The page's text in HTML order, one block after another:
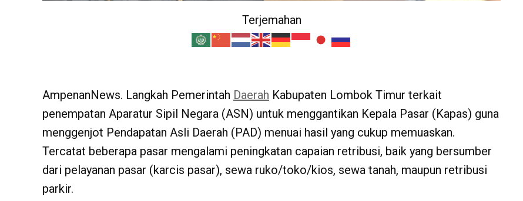
Terjemahan
AmpenanNews. Langkah Pemerintah Daerah Kabupaten Lombok Timur terkait
penempatan Aparatur Sipil Negara (ASN) untuk menggantikan Kepala Pasar (Kapas) guna
menggenjot Pendapatan Asli Daerah (PAD) menuai hasil yang cukup memuaskan.
Tercatat beberapa pasar mengalami peningkatan capaian retribusi, baik yang bersumber
dari pelayanan pasar (karcis pasar), sewa ruko/toko/kios, sewa tanah, maupun retribusi
parkir.